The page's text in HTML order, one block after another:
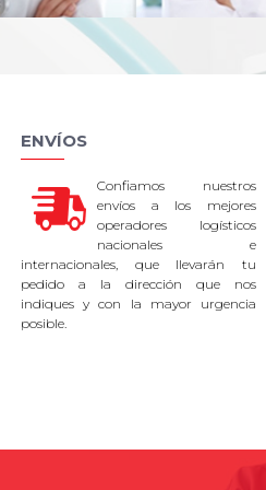
ENVÍOS
Confiamos nuestros
envíos a los mejores
operadores logísticos
nacionales e
internacionales, que llevarán tu
pedido a la dirección que nos
indiques y con la mayor urgencia
posible.